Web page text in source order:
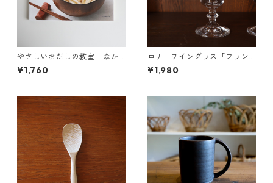
やさしいおだしの教室 森か
おる著
¥1,760
ロナ ワイングラス「フラン
ス」 8オンス
¥1,980